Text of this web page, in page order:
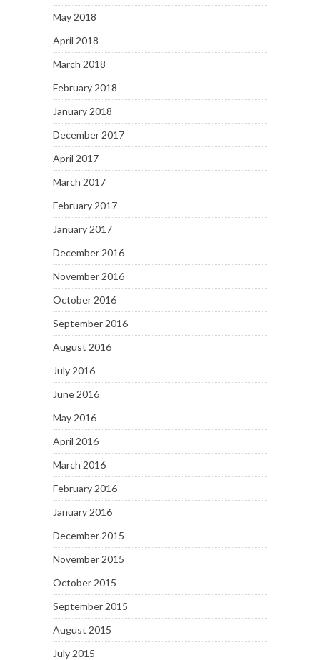
May 2018
April 2018
March 2018
February 2018
January 2018
December 2017
April 2017
March 2017
February 2017
January 2017
December 2016
November 2016
October 2016
September 2016
August 2016
July 2016
June 2016
May 2016
April 2016
March 2016
February 2016
January 2016
December 2015
November 2015
October 2015
September 2015
August 2015
July 2015